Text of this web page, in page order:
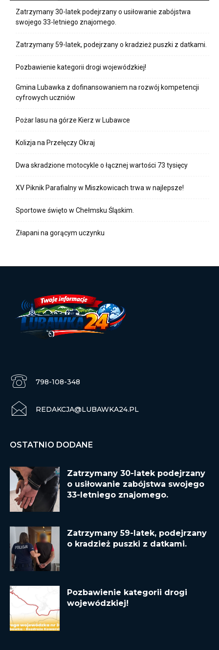
Zatrzymany 30-latek podejrzany o usiłowanie zabójstwa
swojego 33-letniego znajomego.
Zatrzymany 59-latek, podejrzany o kradzież puszki z datkami.
Pozbawienie kategorii drogi wojewódzkiej!
Gmina Lubawka z dofinansowaniem na rozwój kompetencji
cyfrowych uczniów
Pożar lasu na górze Kierz w Lubawce
Kolizja na Przełęczy Okraj
Dwa skradzione motocykle o łącznej wartości 73 tysięcy
XV Piknik Parafialny w Miszkowicach trwa w najlepsze!
Sportowe święto w Chełmsku Śląskim.
Złapani na gorącym uczynku
798-108-348
REDAKCJA@LUBAWKA24.PL
OSTATNIO DODANE
Zatrzymany 30-latek podejrzany
o usiłowanie zabójstwa swojego
33-letniego znajomego.
Zatrzymany 59-latek, podejrzany
o kradzież puszki z datkami.
Pozbawienie kategorii drogi
wojewódzkiej!